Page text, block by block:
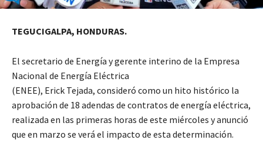
TEGUCIGALPA, HONDURAS.
El secretario de Energía y gerente interino de la Empresa
Nacional de Energía Eléctrica
(ENEE), Erick Tejada, consideró como un hito histórico la
aprobación de 18 adendas de contratos de energía eléctrica,
realizada en las primeras horas de este miércoles y anunció
que en marzo se verá el impacto de esta determinación.